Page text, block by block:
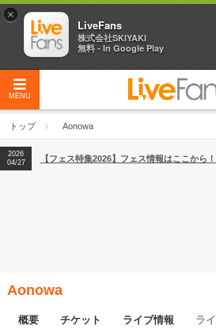
MENU
トップ Aonowa
2026
04/27
2026
【ライブ動員ランキング】2026年上半期編発
2026
04/27
【フェス特集2026】フェス情報はここから！
Aonowa
概要 チケット ライブ情報 ラ
×
LiveFans
株式会社SKIYAKI
無料 - In Google Play